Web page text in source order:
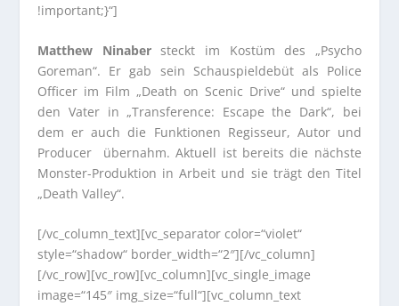
!important;}“]
Matthew Ninabersteckt im Kostüm des „Psycho
Goreman“. Er gab sein Schauspieldebüt als Police
Officer im Film „Death on Scenic Drive“ und spielte
den Vater in „Transference: Escape the Dark“, bei
dem er auch die Funktionen Regisseur, Autor und
Producer übernahm. Aktuell ist bereits die nächste
Monster-Produktion in Arbeit und sie trägt den Titel
„Death Valley“.
[/vc_column_text][vc_separator color=“violet“
style=“shadow“ border_width=“2″][/vc_column]
[/vc_row][vc_row][vc_column][vc_single_image
image=“145″ img_size=“full“][vc_column_text